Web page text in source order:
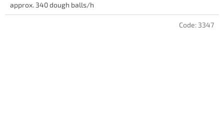
approx. 340 dough balls/h
Code: 3347